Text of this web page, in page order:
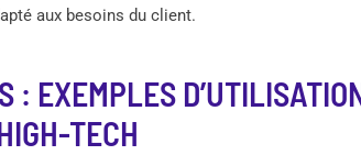
aux besoins du client.
: EXEMPLES
TECH